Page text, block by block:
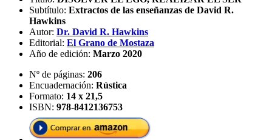
Subtítulo: Extractos de las enseñanzas de David R.
Hawkins
Autor: Dr. David R. Hawkins
Editorial: El Grano de Mostaza
Año de edición: Marzo 2020
Nº de páginas: 206
Encuadernación: Rústica
Formato: 14 x 21,5
ISBN: 978-8412136753